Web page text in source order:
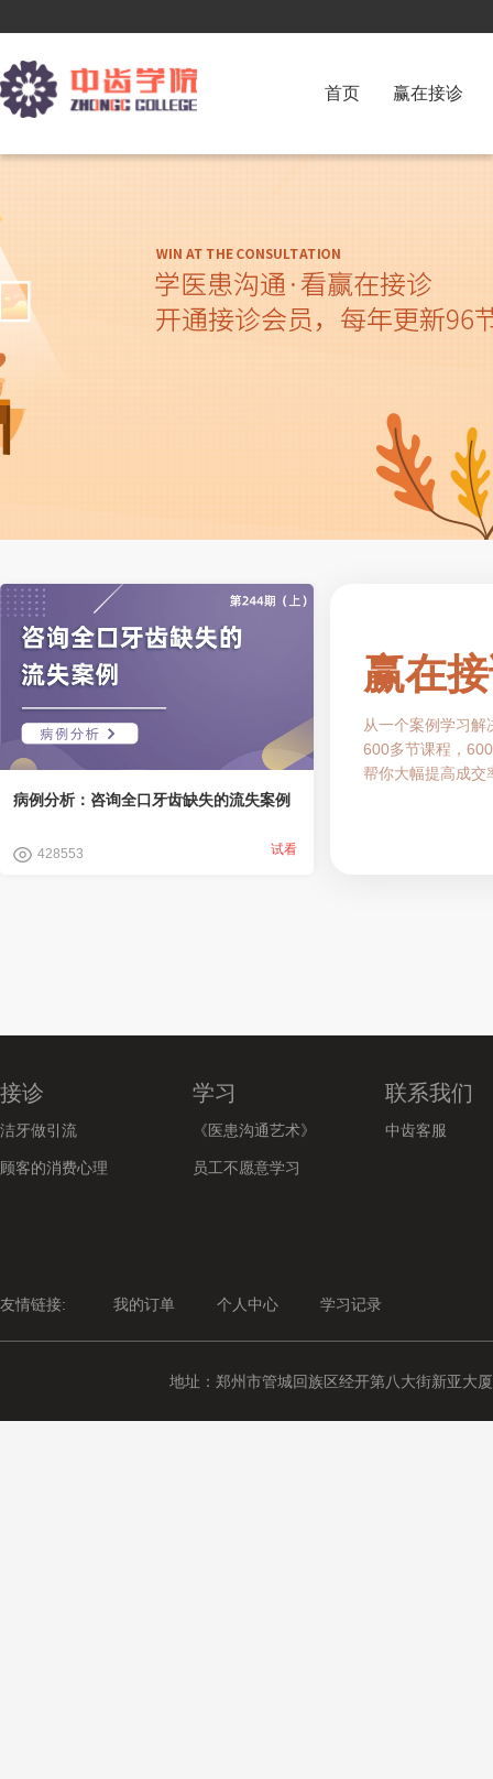
首页 赢在接诊
赢在
从一个案例学习解
600多节课程，
帮你大幅提高成交
病例分析：咨询全口牙齿缺失的流失案例
428553 试看
接诊
洁牙做引流
顾客的消费心理
学习
《医患沟通艺术》
员工不愿意学习
联系我们
中齿客服
友情链接: 我的订单 个人中心 学习记录
地址：郑州市管城回族区经开第八大街新亚大